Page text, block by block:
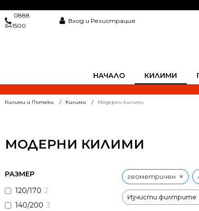
НАЧАЛО КИЛИМИ
0888
641500
Вход и Регистрация
Килими и Пътеки Килими Модерни килими
МОДЕРНИ КИЛИМИ
РАЗМЕР
120/170 2
140/200 3
Изчисти филтрите
геометричен ×